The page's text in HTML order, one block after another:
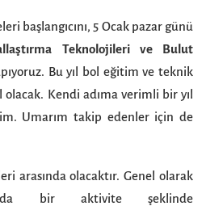
başlangıcını, 5 Ocak pazar günü
Teknolojileri ve Bulut
Bu yıl bol eğitim ve teknik
Kendi adıma verimli bir yıl
Umarım takip edenler için de
arasında olacaktır. Genel olarak
bir aktivite şeklinde